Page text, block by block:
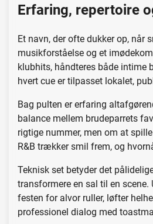
Erfaring, repertoire
Et navn, der ofte dukker op, når
musikforståelse og et
klubhits, håndteres både intime
hvert cue er tilpasset lokalet,
Bag pulten er erfaring
balance mellem brudeparrets
rigtige nummer, men om at
R&B trækker smil frem, og
Teknisk set betyder det
transformere en sal til en
festen for alvor ruller, løfter
professionel dialog med